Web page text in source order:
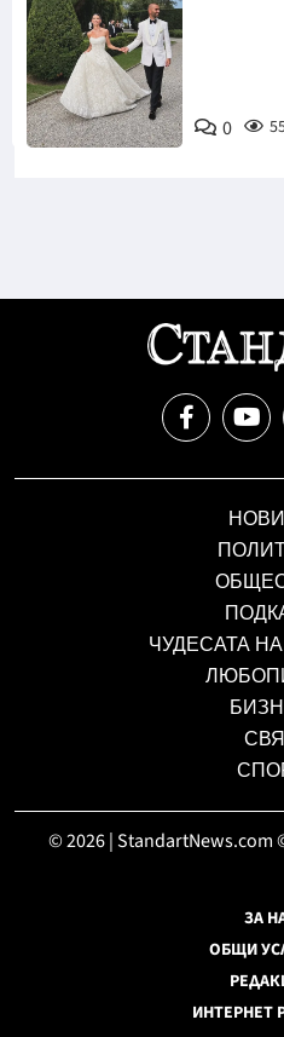
Снимка:
Инстаграм
0
ЧУДЕСАТА
© 2026 | StandartNews.com
ЗА
ОБЩИ
ИНТЕРНЕТ